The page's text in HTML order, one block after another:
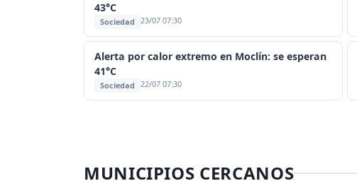
43°C
Sociedad 23/07 07:30
Alerta por calor extremo en Moclín: se esperan
41°C
Sociedad 22/07 07:30
MUNICIPIOS CERCANOS